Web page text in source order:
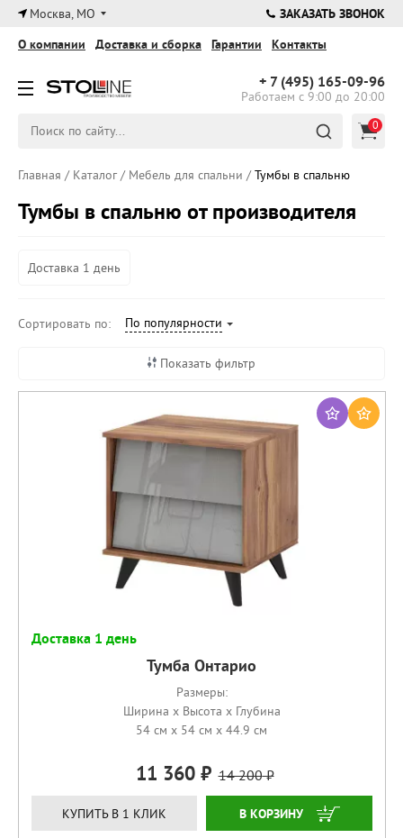
×
Москва, МО ЗАКАЗАТЬ ЗВОНОК
+ 7 (495) 165-09-96
Работаем с 9:00 до 20:00
О компании Доставка и сборка Гарантии Контакты
0
Главная / Каталог/ Мебель для спальни /Тумбы в спальню
Тумбы в спальню от производителя
Доставка 1 день
Сортировать по: По популярности
Показать фильтр
Доставка 1 день
Тумба Онтарио
Размеры:
Ширина x Высота x Глубина
54 см x 54 см x 44.9 см
11 360 14 200
КУПИТЬ В 1 КЛИК КУПИТЬ